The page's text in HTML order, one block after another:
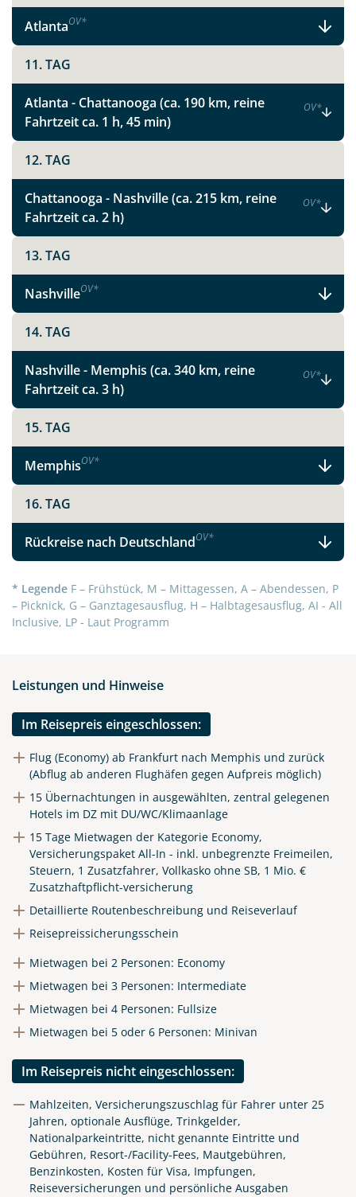
X
WhatsApp
Telegram
per E-Mail senden
Link kopieren
AtlantaOV*
11. TAG
Atlanta - Chattanooga (ca. 190 km, reine
Fahrtzeit ca. 1 h, 45 min)
OV*
12. TAG
Chattanooga - Nashville (ca. 215 km, reine
Fahrtzeit ca. 2 h)
OV*
13. TAG
NashvilleOV*
14. TAG
Nashville - Memphis (ca. 340 km, reine
Fahrtzeit ca. 3 h)
OV*
15. TAG
MemphisOV*
16. TAG
Rückreise nach DeutschlandOV*
* Legende F – Frühstück, M – Mittagessen, A – Abendessen, P
– Picknick, G – Ganztagesausflug, H – Halbtagesausflug, AI - All
Inclusive, LP - Laut Programm
Leistungen und Hinweise
Im Reisepreis eingeschlossen:
Flug (Economy) ab Frankfurt nach Memphis und zurück
(Abflug ab anderen Flughäfen gegen Aufpreis möglich)
15 Übernachtungen in ausgewählten, zentral gelegenen
Hotels im DZ mit DU/WC/Klimaanlage
15 Tage Mietwagen der Kategorie Economy,
Versicherungspaket All-In - inkl. unbegrenzte Freimeilen,
Steuern, 1 Zusatzfahrer, Vollkasko ohne SB, 1 Mio. €
Zusatzhaftpflicht-versicherung
Detaillierte Routenbeschreibung und Reiseverlauf
Reisepreissicherungsschein
Mietwagen bei 2 Personen: Economy
Mietwagen bei 3 Personen: Intermediate
Mietwagen bei 4 Personen: Fullsize
Mietwagen bei 5 oder 6 Personen: Minivan
Im Reisepreis nicht eingeschlossen:
Mahlzeiten, Versicherungszuschlag für Fahrer unter 25
Jahren, optionale Ausflüge, Trinkgelder,
Nationalparkeintritte, nicht genannte Eintritte und
Gebühren, Resort-/Facility-Fees, Mautgebühren,
Benzinkosten, Kosten für Visa, Impfungen,
Reiseversicherungen und persönliche Ausgaben